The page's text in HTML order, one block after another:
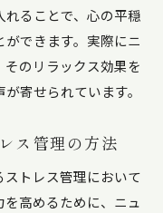
ることで、心の平穏
できます。実際にニ
のリラックス効果を
寄せられています。
ス管理の方法
トレス管理において
高めるために、ニュ